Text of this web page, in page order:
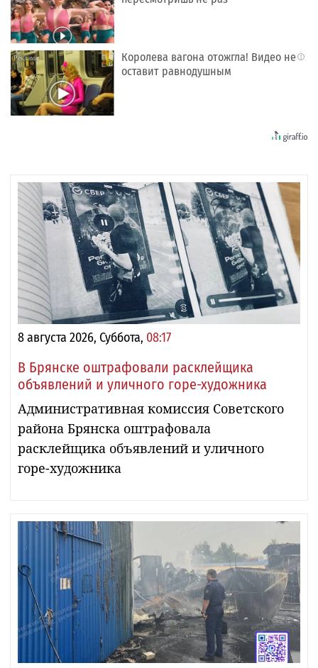
i
Королева вагона отожгла! Видео не
оставит равнодушным
8 августа 2026, Суббота, 08:17
В Брянске оштрафовали расклейщика
объявлений и уличного горе-художника
Административная комиссия Советского
района Брянска оштрафовала
расклейщика объявлений и уличного
горе-художника